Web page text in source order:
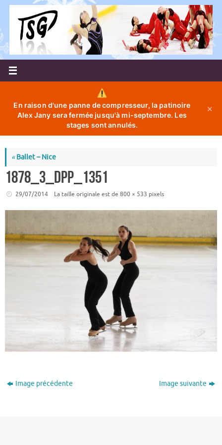
Passer
contenu
En raison d'une panne de compresseur, la patinoire
Alex Jany sera fermée jusqu'à mi-septembre. Les
stages sont annulés.
✕
«Ballet – Nice
1878_3_dpp_1351
29/07/2014 La taille originale est de 800 × 533 pixels
Image précédente Image suivante